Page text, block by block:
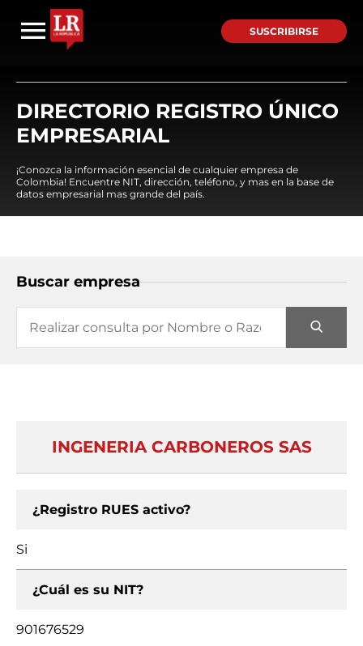
SUSCRIBIRSE
DIRECTORIO REGISTRO ÚNICO
EMPRESARIAL
¡Conozca la información esencial de cualquier empresa de
Colombia! Encuentre NIT, dirección, teléfono, y mas en la base de
datos empresarial mas grande del país.
Buscar empresa
INGENERIA CARBONEROS SAS
¿Registro RUES activo?
Si
¿Cuál es su NIT?
901676529